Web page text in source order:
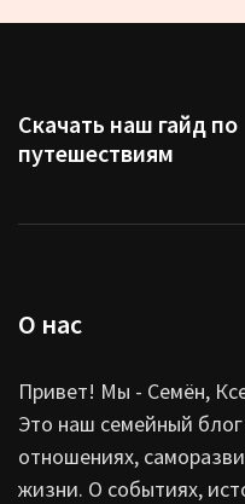
Скачать наш гайд по
путешествиям
О нас
Привет! Мы - Семён,
Это наш семейный
отношениях,
жизни. О событиях,